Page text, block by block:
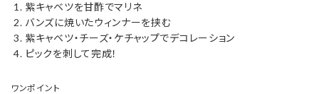
紫キャベツを甘酢でマリネ
バンズに焼いたウィンナーを挟む
紫キャベツ・チーズ・ケチャップでデコレーション
ピックを刺して完成！
ワンポイント